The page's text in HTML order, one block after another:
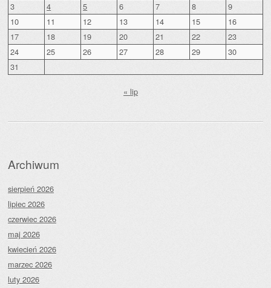
3
4 5 6 7 8
9
10
11 12 13 14 15
16
17
18 19 20 21 22
23
24
25 26 27 28 29
30
31
« lip
Archiwum
sierpień 2026
lipiec 2026
czerwiec 2026
maj 2026
kwiecień 2026
marzec 2026
luty 2026